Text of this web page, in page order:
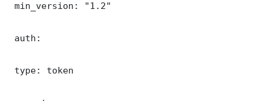
min_version: "1.2"
auth:
type: token